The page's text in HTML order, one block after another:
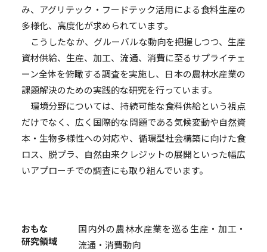
み、アグリテック・フードテック活用による食料生産の
多様化、高度化が求められています。
こうしたなか、グルーバルな動向を把握しつつ、生産
資材供給、生産、加工、流通、消費に至るサプライチェ
ーン全体を俯瞰する調査を実施し、日本の農林水産業の
課題解決のための実践的な研究を行っています。
環境分野については、持続可能な食料供給という視点
だけでなく、広く国際的な問題である気候変動や自然資
本・生物多様性への対応や、循環型社会構築に向けた食
ロス、脱プラ、自然由来クレジットの展開といった幅広
いアプローチでの調査にも取り組んでいます。
おもな
研究領域
国内外の農林水産業を巡る生産・加工・
流通・消費動向